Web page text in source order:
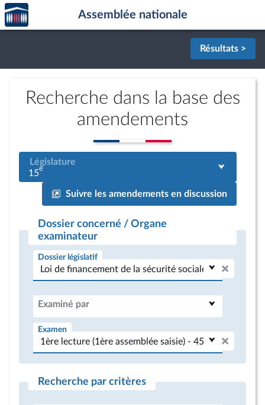
Aller au contenu
Aller en bas de la page
Accèder
à la
page
Assemblée nationale
Résultats >
Recherche dans la base des
amendements
Législature
15e
Suivre les amendements en discussion
Dossier concerné / Organe
examinateur
Dossier législatif
Examiné par
Examen
Recherche par critères